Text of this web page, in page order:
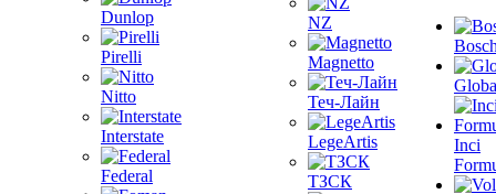
Dunlop
Pirelli
Nitto
Interstate
Federal
NZ
Magnetto
Теч-Лайн
LegeArtis
ТЗСК
Inci